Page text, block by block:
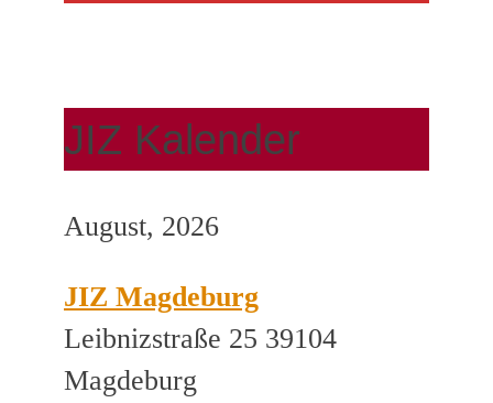
JIZ Kalender
August, 2026
JIZ Magdeburg
Leibnizstraße 25 39104
Magdeburg